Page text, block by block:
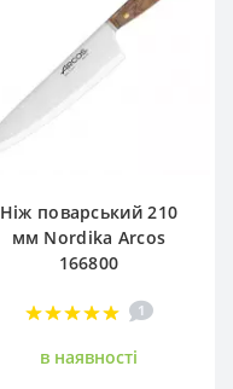
Ніж поварський 210
мм Nordika Arcos
166800
1
в наявностi